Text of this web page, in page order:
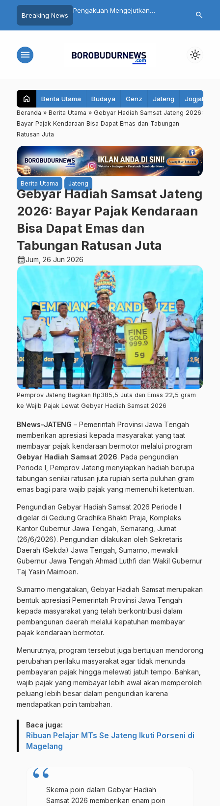
Breaking News
Magelang Masuk
Usai Santap MBG,
Pengakuan Mengejutkan
Mengaku Murka Usai Digerayangi
Daftar 8
Yurizal,
search
menu light_mode
home Berita Utama Budaya Genz Jateng Jogjakarta
Beranda » Berita Utama » Gebyar Hadiah Samsat Jateng 2026:
Bayar Pajak Kendaraan Bisa Dapat Emas dan Tabungan
Ratusan Juta
Berita Utama Jateng
Gebyar Hadiah Samsat Jateng
2026: Bayar Pajak Kendaraan
Bisa Dapat Emas dan
Tabungan Ratusan Juta
calendar_monthJum, 26 Jun 2026
Pemprov Jateng Bagikan Rp385,5 Juta dan Emas 22,5 gram
ke Wajib Pajak Lewat Gebyar Hadiah Samsat 2026
BNews-JATENG – Pemerintah Provinsi Jawa Tengah
memberikan apresiasi kepada masyarakat yang taat
membayar pajak kendaraan bermotor melalui program
Gebyar Hadiah Samsat 2026. Pada pengundian
Periode I, Pemprov Jateng menyiapkan hadiah berupa
tabungan senilai ratusan juta rupiah serta puluhan gram
emas bagi para wajib pajak yang memenuhi ketentuan.
Pengundian Gebyar Hadiah Samsat 2026 Periode I
digelar di Gedung Gradhika Bhakti Praja, Kompleks
Kantor Gubernur Jawa Tengah, Semarang, Jumat
(26/6/2026). Pengundian dilakukan oleh Sekretaris
Daerah (Sekda) Jawa Tengah, Sumarno, mewakili
Gubernur Jawa Tengah Ahmad Luthfi dan Wakil Gubernur
Taj Yasin Maimoen.
Sumarno mengatakan, Gebyar Hadiah Samsat merupakan
bentuk apresiasi Pemerintah Provinsi Jawa Tengah
kepada masyarakat yang telah berkontribusi dalam
pembangunan daerah melalui kepatuhan membayar
pajak kendaraan bermotor.
Menurutnya, program tersebut juga bertujuan mendorong
perubahan perilaku masyarakat agar tidak menunda
pembayaran pajak hingga melewati jatuh tempo. Bahkan,
wajib pajak yang membayar lebih awal akan memperoleh
peluang lebih besar dalam pengundian karena
mendapatkan poin tambahan.
Baca juga:
Ribuan Pelajar MTs Se Jateng Ikuti Porseni di
Magelang
Skema poin dalam Gebyar Hadiah
Samsat 2026 memberikan enam poin